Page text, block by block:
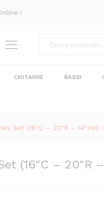
!
Categorie
CHITARRE BASSI
Set (16″C – 20″R – 14″HH)
(16″C – 20″R
Set (16"C - 20"R -